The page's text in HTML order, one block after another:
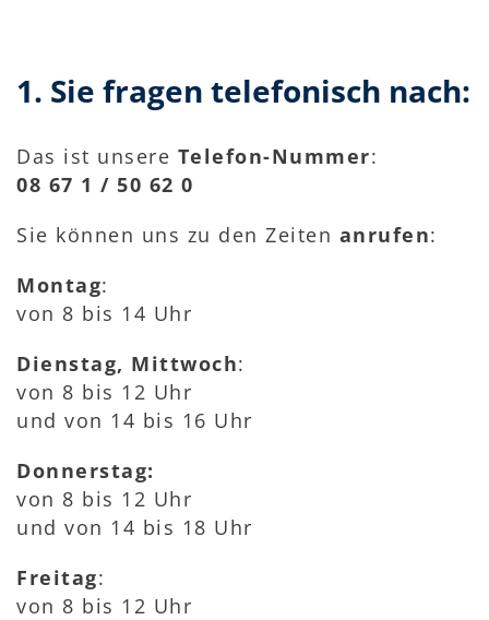
1. Sie fragen telefonisch nach:
Das ist unsere Telefon-Nummer:
08 67 1 / 50 62 0
Sie können uns zu den Zeiten anrufen:
Montag:
von 8 bis 14 Uhr
Dienstag, Mittwoch:
von 8 bis 12 Uhr
und von 14 bis 16 Uhr
Donnerstag:
von 8 bis 12 Uhr
und von 14 bis 18 Uhr
Freitag:
von 8 bis 12 Uhr